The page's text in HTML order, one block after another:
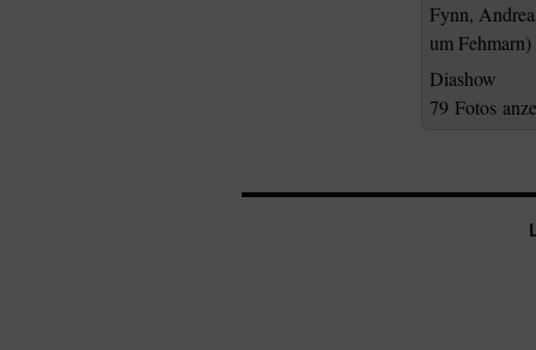
Fynn,
um Fehmarn)
Diashow
79 Fotos